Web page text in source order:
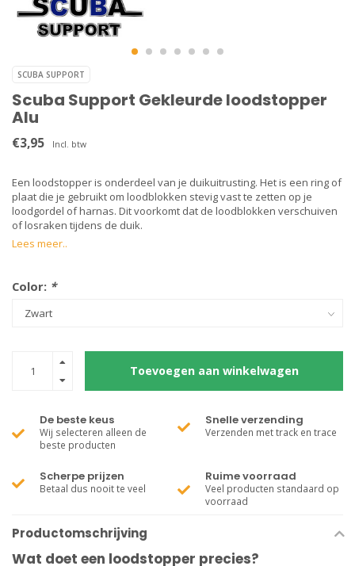
SCUBA SUPPORT
Scuba Support Gekleurde loodstopper
Alu
€3,95 Incl. btw
Een loodstopper is onderdeel van je duikuitrusting. Het is een ring of
plaat die je gebruikt om loodblokken stevig vast te zetten op je
loodgordel of harnas. Dit voorkomt dat de loodblokken verschuiven
of losraken tijdens de duik.
Lees meer..
Color: *
Toevoegen aan winkelwagen
De beste keus
Wij selecteren alleen de
beste producten
Snelle verzending
Verzenden met track en trace
Scherpe prijzen
Betaal dus nooit te veel
Ruime voorraad
Veel producten standaard op
voorraad
Productomschrijving
Wat doet een loodstopper precies?